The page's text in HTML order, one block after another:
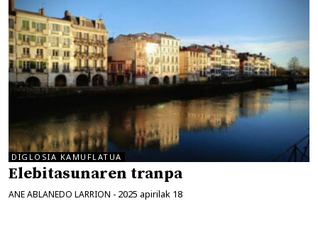
DIGLOSIA KAMUFLATUA
Elebitasunaren tranpa
ANE ABLANEDO LARRION - 2025 apirilak 18